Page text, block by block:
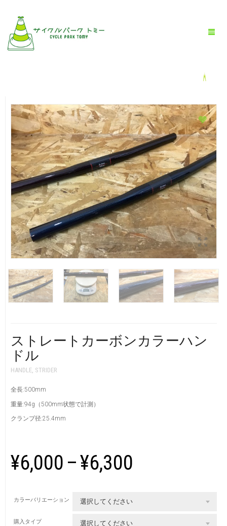
全商品一覧
BLOG
店舗情報
お問い合わせ
お買い物ガイド
CART
カートを見る
送料・お支払い・返品について
ストレートカーボンカラーハン
ドル
HANDLE, STRIDER
全長:500mm
重量:94g（500mm状態で計測）
クランプ径:25.4mm
¥6,000 –¥6,300
カラーバリエーション 選択してください
購入タイプ 選択してください